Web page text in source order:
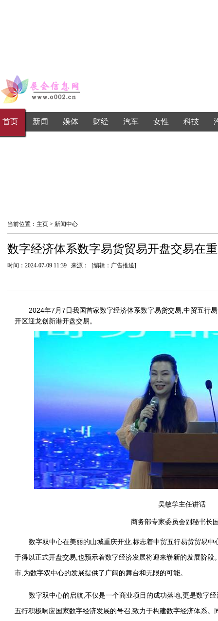
首页 新闻 娱体 财经 汽车 女性 科技
当前位置： 主页 > 新闻中心
数字经济体系数字易货贸易开盘交易在
时间：2024-07-09 11:39 来源： [编辑：广告推送]
2024年7月7日我国首家数字经济体系数字易货交易,中贸五行
开区迎龙创新港开盘交易。
吴敏学主任讲话
商务部专家委员会副秘书长
数字双中心在美丽的山城重庆开业,标志着中贸五行易货贸易
于得以正式开盘交易,也预示着数字经济发展将迎来崭新的发展阶段
市,为数字双中心的发展提供了广阔的舞台和无限的可能。
数字双中心的启航,不仅是一个商业项目的成功落地,更是数字
五行积极响应国家数字经济发展的号召,致力于构建数字经济体系。